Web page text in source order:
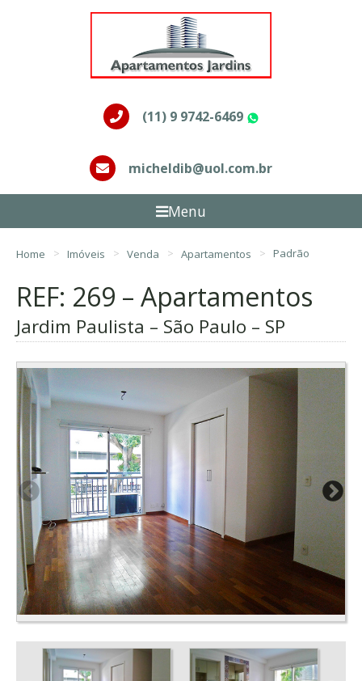
(11) 9 9742-6469
micheldib@uol.com.br
Menu
Home Imóveis Venda Apartamentos Padrão
REF: 269 – Apartamentos
Jardim Paulista – São Paulo – SP